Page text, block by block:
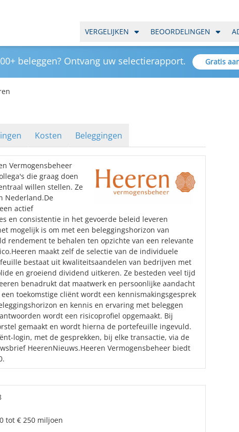
VERGELIJKEN BEOORDELINGEN
beleggen? Ontvang uw selectierapport. Gratis
Kosten Beleggingen
Vermogensbeheer
die graag doen
willen stellen. Ze
Nederland.De
actief
en consistentie in het gevoerde beleid leveren
mogelijk is om met een beleggingshorizon van
rendement te behalen ten opzichte van een relevante
maakt zelf de selectie van de individuele
bestaat uit kwaliteitsaandelen van bedrijven met
en groeiend dividend uitkeren. Ze besteden veel tijd
benadrukt dat maatwerk en persoonlijke aandacht
toekomstige cliënt wordt een kennismakingsgesprek
en kennis en ervaring met beleggen
wordt een risicoprofiel opgemaakt. Bij
gemaakt en wordt hierna de portefeuille ingevuld.
login, met de gesprekken, bij elke transactie, via de
HeerenNieuws.Heeren Vermogensbeheer biedt
tot € 250 miljoen